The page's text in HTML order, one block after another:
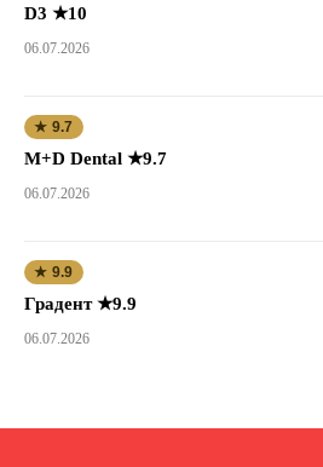
D3 ★10
06.07.2026
★ 9.7
M+D Dental ★9.7
06.07.2026
★ 9.9
Градент ★9.9
06.07.2026